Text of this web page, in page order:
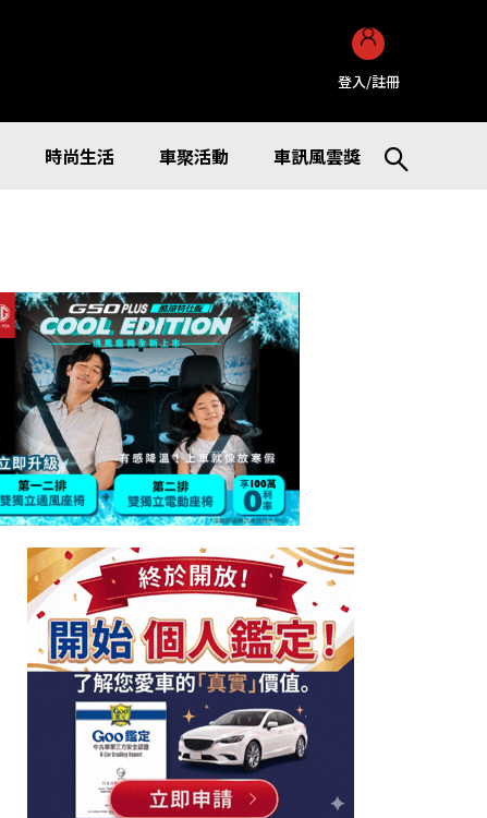
登入/註冊
時尚生活 車聚活動 車訊風雲獎